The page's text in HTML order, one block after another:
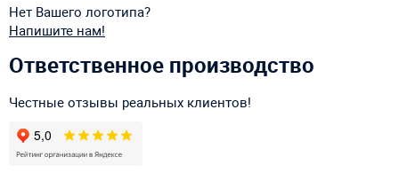
Нет Вашего логотипа?
Напишите нам!
Ответственное производство
Честные отзывы реальных клиентов!